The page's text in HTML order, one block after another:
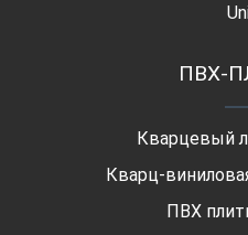
ПВХ-
Кварцевый
Кварц-
ПВХ